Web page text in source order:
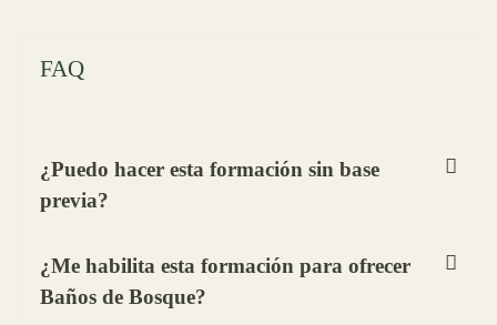
FAQ
¿Puedo hacer esta formación sin base
previa?
¿Me habilita esta formación para ofrecer
Baños de Bosque?